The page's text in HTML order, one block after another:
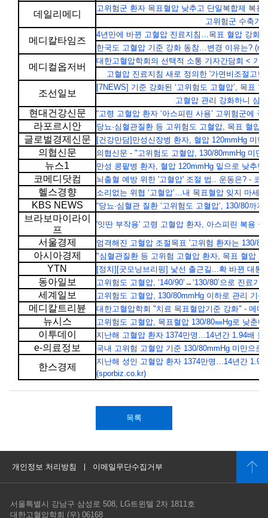
데일리메디
고위험군 환자 목표혈압 낮추고 단일복합제 복용
고위험군 수축기
메디칼타임즈
4년만에 바뀐 고혈압 진료지침…목표 혈압 강화
한국도 고혈압 기준 강화 동참…변경 이유는?
메디컬옵저버
대한고혈압학회의 선택적 소통 기자간담회 < 기
고혈압 진료지침 새로 정의한 '가면비조절고
조선일보
[7NEWS] 기준 강화된 ‘고위험도 고혈압’, 목표
고혈압 관리 강화하니 심
현대건강신문 “고령 고혈압 환자 ‘아스피린 사용’ 고위험군에
라포르시안 당뇨·심혈관질환 등 고위험도 고혈압, 목표 혈압
글로벌경제신문 [건강만담]만성신장병 환자, 혈압 120mmHg 미
의협신문 의협신문 - "고위험도 고혈압, 130/80mmHg 미만
뉴스1 만성 콩팥병 환자, 혈압 120mmHg 밑으로 낮추
코메디닷컴 뇌출혈 예방 위한 '고혈압' 조절 법.. 운동은? - 코
헬스경향 소리없는 위협 ‘고혈압’…내 목표혈압 잊지 마세
KBS NEWS “당뇨·심혈관 질환 ‘고위험도 고혈압’, 130/80까
브라보마이라이
프
'잇딴 부작용' 고령 고혈압 환자, 아스피린 복용
서울경제 엄격해진 고혈압 조절목표 '고위험 환자는 130/
아시아경제 "심혈관질환 등 고위험 고혈압 환자, 목표 혈압
YTN [정치][굿모닝브리핑] 낯선 출근길...확 바뀐 대통
동아일보 고위험도 고혈압, ‘140/90’→‘130/80’으로 진료기
세계일보 고위험도 고혈압, 130/80mmHg 이하로 관리 기
메디칼트리뷴 대한고혈압학회 "치료 목표혈압기준 강화" - 메디
뉴시스 고위험도 고혈압, 목표혈압 130/80㎜Hg로 낮춘
이투데이 지난해 고혈압 환자 1374만명…14년간 1.94배 늘
e-의료정보 국내 고위험 고혈압 기준 130/80mmHg 미만으
한스경제
지난해 성인 고혈압 환자 1374만명…14년간
(sporbiz.co.kr)
목록
개인정보 처리방침 이메일무단수집거부
서울특별시 강남구 삼성로 508, LG트윈텔 2차 1811호
대한고혈압학회 (우) 06168